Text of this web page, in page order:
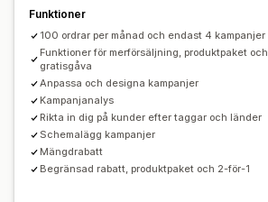
Funktioner
100 ordrar per månad och endast 4 kampanjer
Funktioner för merförsäljning, produktpaket och
gratisgåva
Anpassa och designa kampanjer
Kampanjanalys
Rikta in dig på kunder efter taggar och länder
Schemalägg kampanjer
Mängdrabatt
Begränsad rabatt, produktpaket och 2-för-1